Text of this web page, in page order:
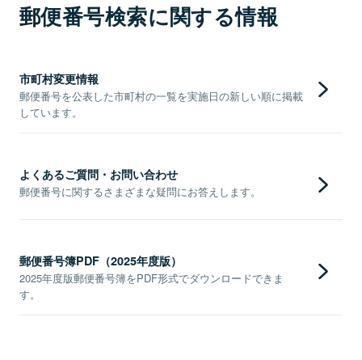
郵便番号検索に関する情報
市町村変更情報
郵便番号を公表した市町村の一覧を実施日の新しい順に掲載
しています。
よくあるご質問・お問い合わせ
郵便番号に関するさまざまな疑問にお答えします。
郵便番号簿PDF（2025年度版）
2025年度版郵便番号簿をPDF形式でダウンロードできま
す。